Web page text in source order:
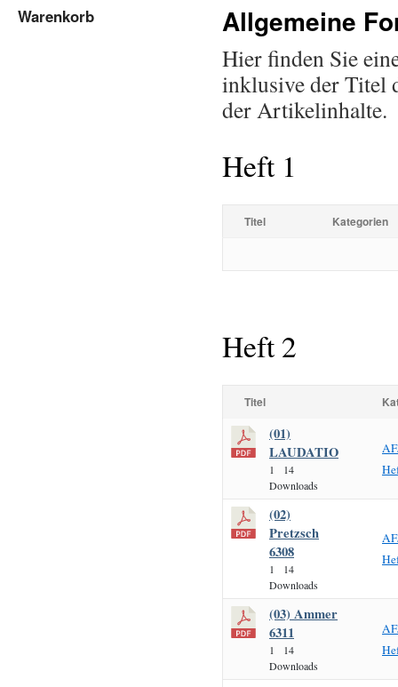
Allgemeine
Hier finden Sie
inklusive der Titel
der Artikelinhalte.
Heft 1
Titel Kategorien
Heft 2
Titel
(01)
LAUDATIO
1
14
Downloads
(02)
Pretzsch
6308
1
14
Downloads
(03) Ammer
6311
1
14
Downloads
Warenkorb